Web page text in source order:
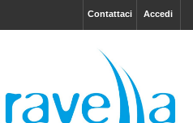
Accedi
Contattaci